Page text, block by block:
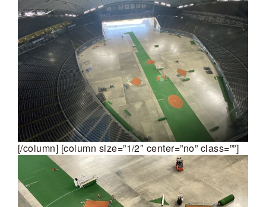
[/column] [column size=”1/2″ center=”no” class=””]